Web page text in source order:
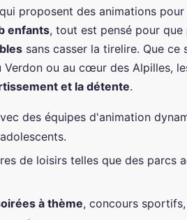
proposent des animations pour
enfants, tout est pensé pour
sans casser la tirelire. Que
Verdon ou au cœur des Alpilles,
et la détente.
des équipes d'animation
de loisirs telles que des parcs
à thème, concours